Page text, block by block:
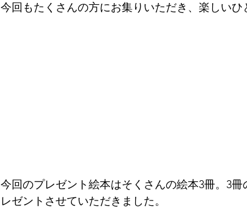
今回もたくさんの方にお集りいただき、楽しいひ
今回のプレゼント絵本はそくさんの絵本3冊。3
レゼントさせていただきました。